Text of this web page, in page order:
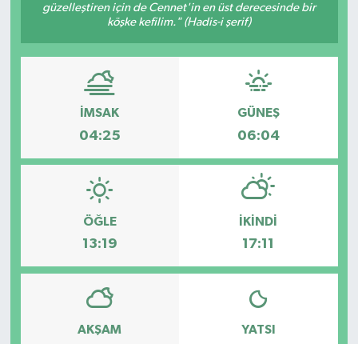
güzelleştiren için de Cennet'in en üst derecesinde bir
köşke kefilim." (Hadis-i şerif)
İMSAK
04:25
GÜNEŞ
06:04
ÖĞLE
13:19
İKINDI
17:11
AKŞAM YATSI